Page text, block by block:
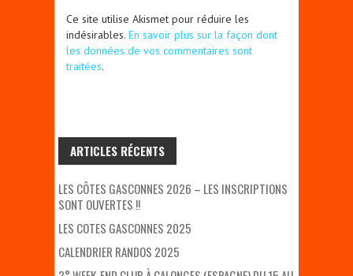
Ce site utilise Akismet pour réduire les
indésirables. En savoir plus sur la façon dont
les données de vos commentaires sont
traitées.
ARTICLES RÉCENTS
LES CÔTES GASCONNES 2026 – LES INSCRIPTIONS
SONT OUVERTES !!
LES COTES GASCONNES 2025
CALENDRIER RANDOS 2025